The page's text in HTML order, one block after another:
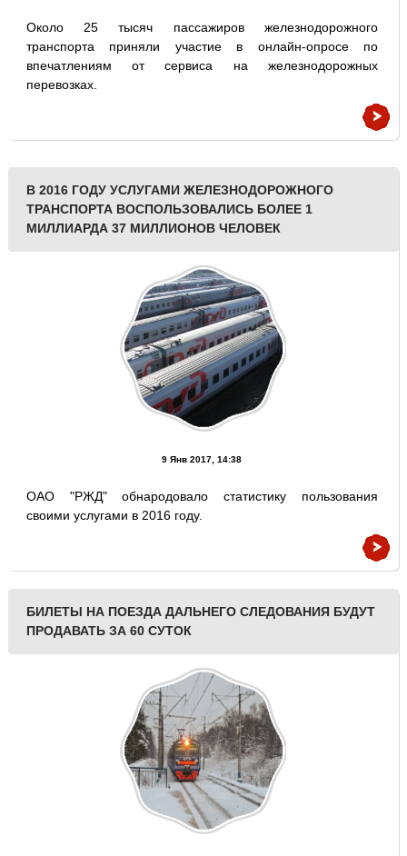
Около 25 тысяч пассажиров железнодорожного
транспорта приняли участие в онлайн-опросе по
впечатлениям от сервиса на железнодорожных
перевозках.
В 2016 ГОДУ УСЛУГАМИ ЖЕЛЕЗНОДОРОЖНОГО
ТРАНСПОРТА ВОСПОЛЬЗОВАЛИСЬ БОЛЕЕ 1
МИЛЛИАРДА 37 МИЛЛИОНОВ ЧЕЛОВЕК
9 Янв 2017, 14:38
ОАО "РЖД" обнародовало статистику пользования
своими услугами в 2016 году.
БИЛЕТЫ НА ПОЕЗДА ДАЛЬНЕГО СЛЕДОВАНИЯ БУДУТ
ПРОДАВАТЬ ЗА 60 СУТОК